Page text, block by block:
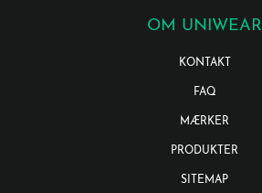
OM UNIWEAR
KONTAKT
FAQ
MÆRKER
PRODUKTER
SITEMAP